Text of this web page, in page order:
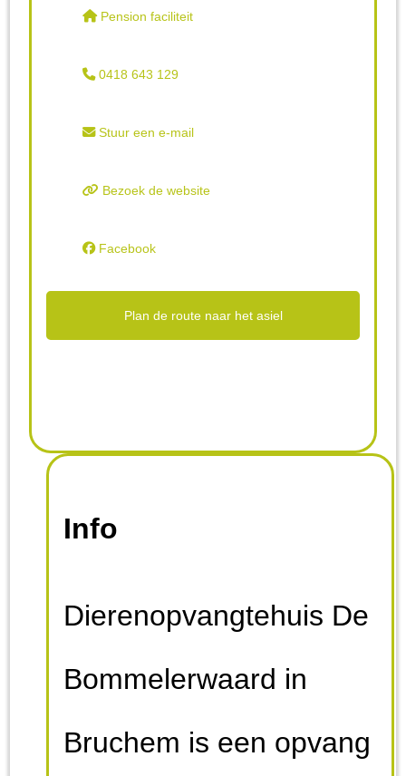
Pension faciliteit
0418 643 129
Stuur een e-mail
Bezoek de website
Facebook
Plan de route naar het asiel
Info
Dierenopvangtehuis De
Bommelerwaard in
Bruchem is een opvang